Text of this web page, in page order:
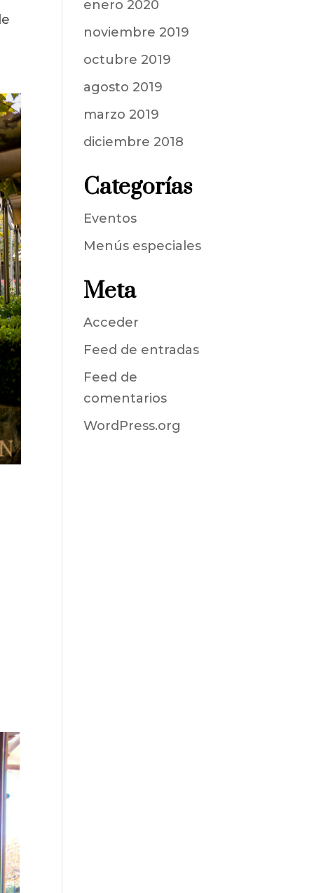
enero 2020
noviembre 2019
octubre 2019
agosto 2019
marzo 2019
diciembre 2018
Categorías
Eventos
Menús especiales
Meta
Acceder
Feed de entradas
Feed de
comentarios
WordPress.org